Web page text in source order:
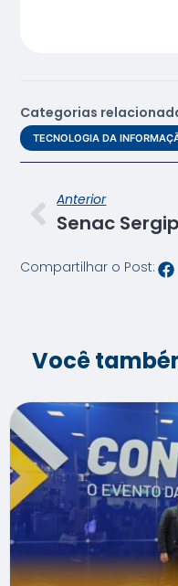
Categorias
TECNOLOGIA DA
Anterior
Compartilhar o Post:
Você